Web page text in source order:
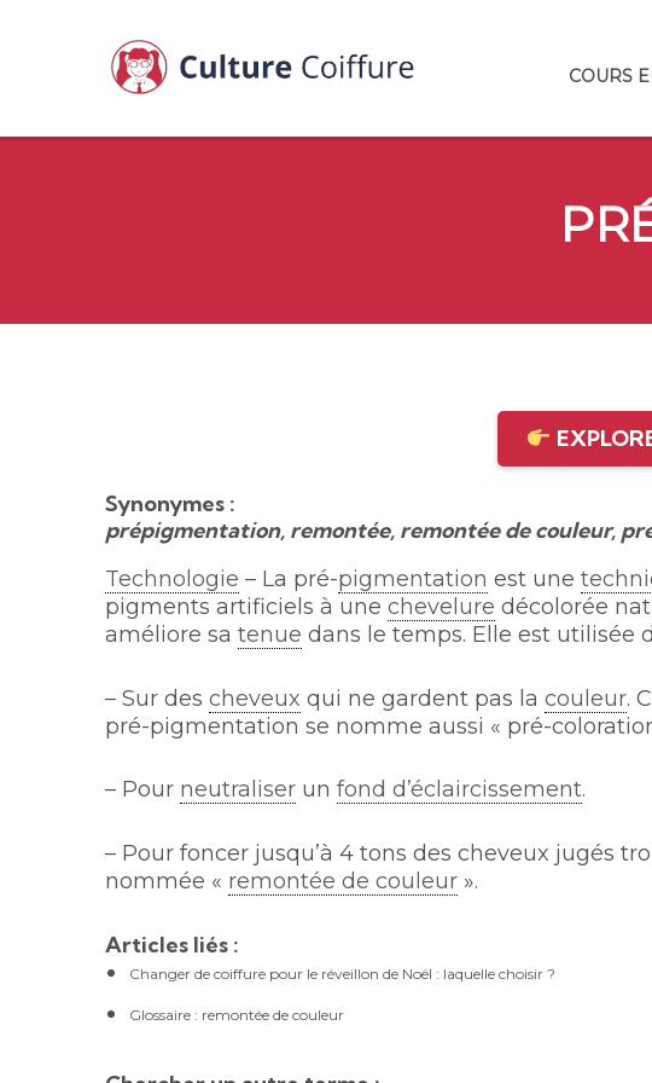
COURS
Synonymes :
prépigmentation, remontée, remontée de couleur,
Technologie – La pré-pigmentation est une
pigments artificiels à une chevelure décolorée
améliore sa tenue dans le temps. Elle est utilisée
– Sur des cheveux qui ne gardent pas la couleur.
pré-pigmentation se nomme aussi « pré-
– Pour neutraliser un fond d’éclaircissement.
– Pour foncer jusqu’à 4 tons des cheveux jugés
nommée « remontée de couleur ».
Articles liés :
Changer de coiffure pour le réveillon de Noël : laquelle choisir ?
Glossaire : remontée de couleur